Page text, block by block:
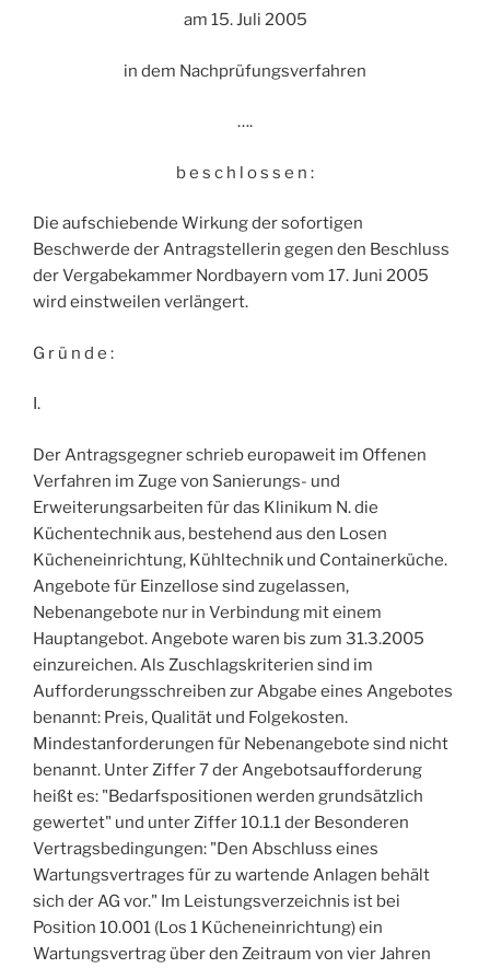
am 15. Juli 2005
in dem Nachprüfungsverfahren
….
b e s c h l o s s e n :
Die aufschiebende Wirkung der sofortigen
Beschwerde der Antragstellerin gegen den Beschluss
der Vergabekammer Nordbayern vom 17. Juni 2005
wird einstweilen verlängert.
G r ü n d e :
I.
Der Antragsgegner schrieb europaweit im Offenen
Verfahren im Zuge von Sanierungs- und
Erweiterungsarbeiten für das Klinikum N. die
Küchentechnik aus, bestehend aus den Losen
Kücheneinrichtung, Kühltechnik und Containerküche.
Angebote für Einzellose sind zugelassen,
Nebenangebote nur in Verbindung mit einem
Hauptangebot. Angebote waren bis zum 31.3.2005
einzureichen. Als Zuschlagskriterien sind im
Aufforderungsschreiben zur Abgabe eines Angebotes
benannt: Preis, Qualität und Folgekosten.
Mindestanforderungen für Nebenangebote sind nicht
benannt. Unter Ziffer 7 der Angebotsaufforderung
heißt es: "Bedarfspositionen werden grundsätzlich
gewertet" und unter Ziffer 10.1.1 der Besonderen
Vertragsbedingungen: "Den Abschluss eines
Wartungsvertrages für zu wartende Anlagen behält
sich der AG vor." Im Leistungsverzeichnis ist bei
Position 10.001 (Los 1 Kücheneinrichtung) ein
Wartungsvertrag über den Zeitraum von vier Jahren